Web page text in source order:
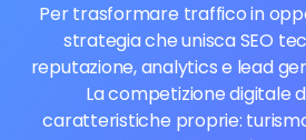
Per trasformare traffico in
strategia che unisca SEO
reputazione, analytics e lead
La competizione digitale
caratteristiche proprie: